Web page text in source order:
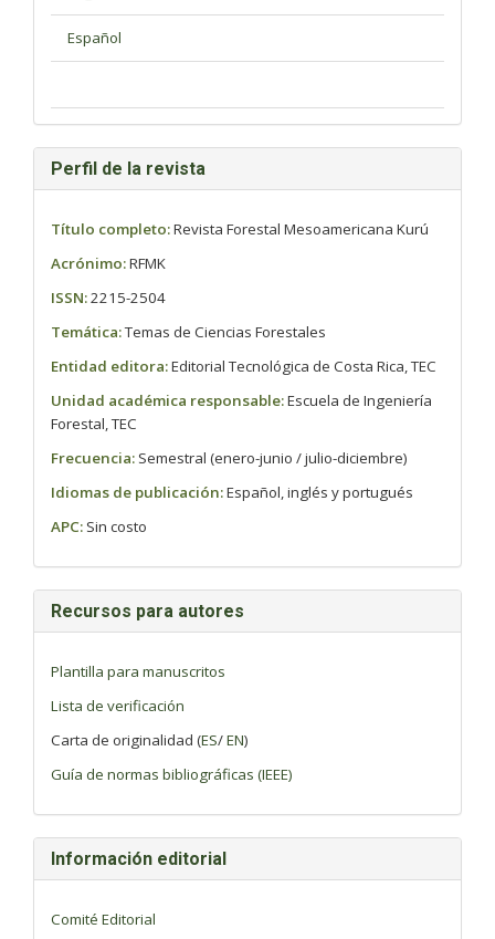
Perfil de la revista
Título completo:Revista Forestal Mesoamericana Kurú
Acrónimo:RFMK
ISSN:2215-2504
Temática:Temas de Ciencias Forestales
Entidad editora:Editorial Tecnológica de Costa Rica, TEC
Unidad académica responsable:Escuela de Ingeniería
Forestal, TEC
Frecuencia: Semestral (enero-junio / julio-diciembre)
Idiomas de publicación:Español, inglés y portugués
APC: Sin costo
Recursos para autores
Plantilla para manuscritos
Lista de verificación
Carta de originalidad (ES/EN)
Guía de normas bibliográficas (IEEE)
Información editorial
Comité Editorial